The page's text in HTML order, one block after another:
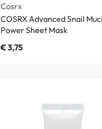
Cosrx
COSRX Advanced Snail
Power Sheet Mask
€3,75